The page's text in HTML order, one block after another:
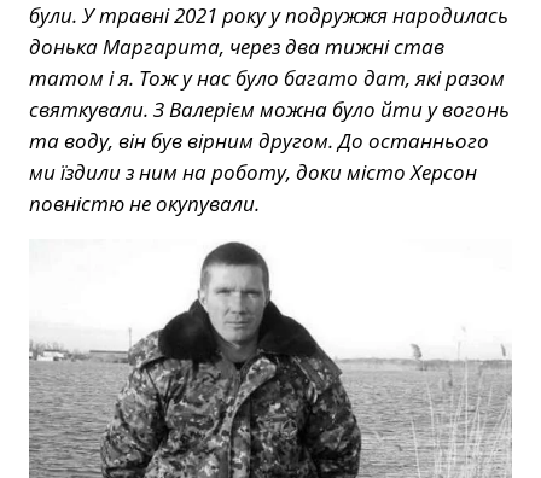
були. У травні 2021 року у подружжя народилась
донька Маргарита, через два тижні став
татом і я. Тож у нас було багато дат, які разом
святкували. З Валерієм можна було йти у вогонь
та воду, він був вірним другом. До останнього
ми їздили з ним на роботу, доки місто Херсон
повністю не окупували.